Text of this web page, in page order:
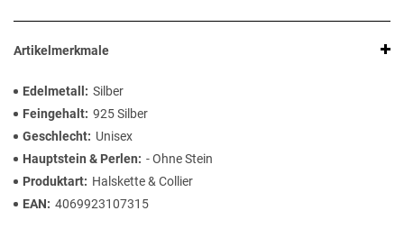
Artikelmerkmale
Edelmetall
Silber
Feingehalt 925 Silber
Geschlecht
Unisex
Hauptstein & Perlen
- Ohne Stein
Produktart
Halskette & Collier
EAN
4069923107315